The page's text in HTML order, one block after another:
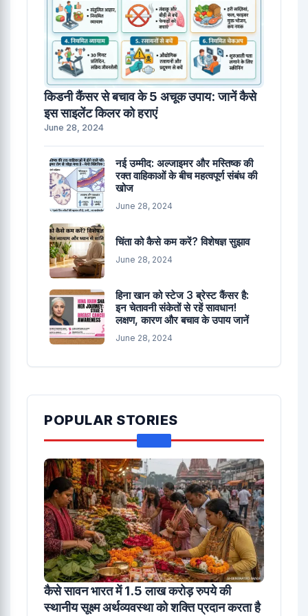
किडनी कैंसर से बचाव के 5 अचूक उपाय: जानें कैसे
इस साइलेंट किलर को हराएं
June 28, 2024
नई उम्मीद: अल्जाइमर और मस्तिष्क की
रक्त वाहिकाओं के बीच महत्वपूर्ण संबंध की
खोज
June 28, 2024
चिंता को कैसे कम करें? विशेषज्ञ सुझाव
June 28, 2024
हिना खान को स्टेज 3 ब्रेस्ट कैंसर है:
इन चेतावनी संकेतों से रहें सावधान!
लक्षण, कारण और बचाव के उपाय जानें
June 28, 2024
POPULAR STORIES
कैसे सावन भारत में 1.5 लाख करोड़ रुपये की
स्थानीय सूक्ष्म अर्थव्यवस्था को शक्ति प्रदान करता है